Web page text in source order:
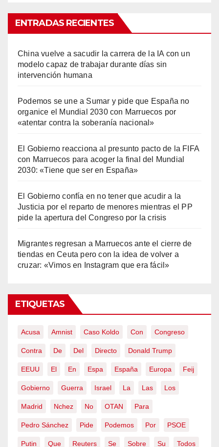
ENTRADAS RECIENTES
China vuelve a sacudir la carrera de la IA con un
modelo capaz de trabajar durante días sin
intervención humana
Podemos se une a Sumar y pide que España no
organice el Mundial 2030 con Marruecos por
«atentar contra la soberanía nacional»
El Gobierno reacciona al presunto pacto de la FIFA
con Marruecos para acoger la final del Mundial
2030: «Tiene que ser en España»
El Gobierno confía en no tener que acudir a la
Justicia por el reparto de menores mientras el PP
pide la apertura del Congreso por la crisis
Migrantes regresan a Marruecos ante el cierre de
tiendas en Ceuta pero con la idea de volver a
cruzar: «Vimos en Instagram que era fácil»
ETIQUETAS
Acusa Amnist Caso Koldo Con Congreso
Contra De Del Directo Donald Trump
EEUU El En Espa España Europa Feij
Gobierno Guerra Israel La Las Los
Madrid Nchez No OTAN Para
Pedro Sánchez Pide Podemos Por PSOE
Putin Que Reuters Se Sobre Su Todos